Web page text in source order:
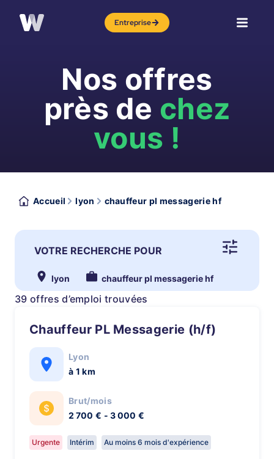
Entreprise
Nos offres
près de chez
vous !
Accueil lyon chauffeur pl messagerie hf
VOTRE RECHERCHE POUR
lyon chauffeur pl messagerie hf
39 offres d’emploi trouvées
Chauffeur PL Messagerie (h/f)
Lyon
à 1 km
Brut/mois
2 700 € - 3 000 €
Urgente Intérim Au moins 6 mois d'expérience